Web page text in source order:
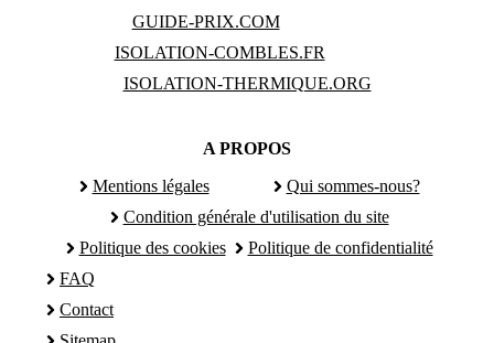
GUIDE-PRIX.COM
ISOLATION-COMBLES.FR
ISOLATION-THERMIQUE.ORG
A PROPOS
Mentions légales
Qui sommes-nous?
Condition générale d'utilisation du site
Politique des cookies
Politique de confidentialité
FAQ
Contact